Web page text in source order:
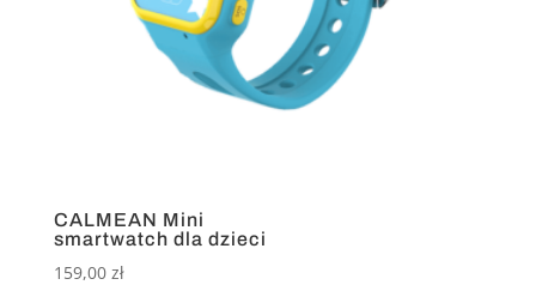
CALMEAN Mini
smartwatch dla dzieci
159,00 zł